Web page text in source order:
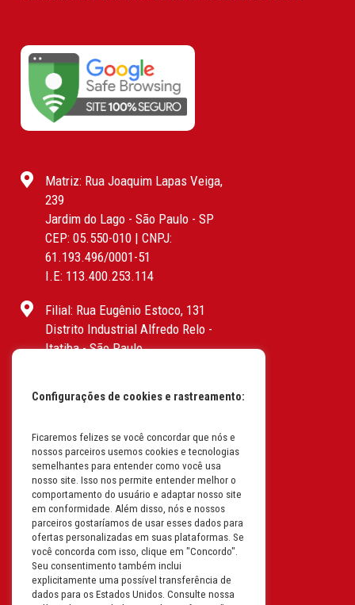
Matriz: Rua Joaquim Lapas Veiga,
239
Jardim do Lago - São Paulo - SP
CEP: 05.550-010 | CNPJ:
61.193.496/0001-51
I.E: 113.400.253.114
Filial: Rua Eugênio Estoco, 131
Distrito Industrial Alfredo Relo -
Itatiba - São Paulo
I.E: 382.096.357.1147
Filial: Av. Odila Chaves Rodrigues,
1277
Parque industrial RM - Condomínio
Therapark - Jundiaí - São Paulo
CEP: 13.213-087 | CNPJ:
61.193.496/0018-08
I.E: 407.642.800.114
Filial: Rua em Projeto G, 728 – Letra A
Configurações de cookies e rastreamento:
Ficaremos felizes se você concordar que nós e
nossos parceiros usemos cookies e tecnologias
semelhantes para entender como você usa
nosso site. Isso nos permite entender melhor o
comportamento do usuário e adaptar nosso site
em conformidade. Além disso, nós e nossos
parceiros gostaríamos de usar esses dados para
ofertas personalizadas em suas plataformas. Se
você concorda com isso, clique em "Concordo".
Seu consentimento também inclui
explicitamente uma possível transferência de
dados para os Estados Unidos. Consulte nossa